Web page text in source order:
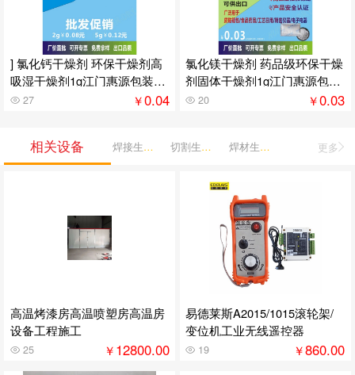
] 氯化钙干燥剂 环保干燥剂高
吸湿干燥剂1g江门惠源包装供
应 27 ￥0.04
氯化镁干燥剂 药品级环保干燥
剂固体干燥剂1g江门惠源包装
供应
20 ￥0.03
相关设备 焊接生产机械 切割生产机械 焊材生产机械 更多
高温烤漆房高温喷塑房高温房
设备工程施工
25 ￥12800.00
易德莱斯A2015/1015滚轮架/
变位机工业无线遥控器
19 ￥860.00